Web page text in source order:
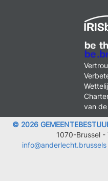
MENU
FOOTER
LEGAL
van
© 2026
1070-Brussel -
info@anderlecht.brussels